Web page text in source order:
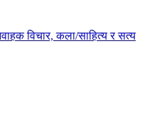
विचार, कला/साहित्य र सत्य